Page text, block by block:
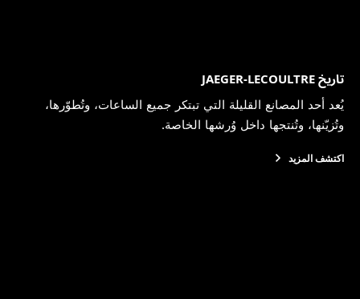
تاريخ JAEGER-LECOULTRE
يُعد أحد المصانع القليلة التي تبتكر جميع الساعات، وتُطوّرها،
وتُزيّنها، وتُنتجها داخل وُرشها الخاصة.
اكتشف المزيد